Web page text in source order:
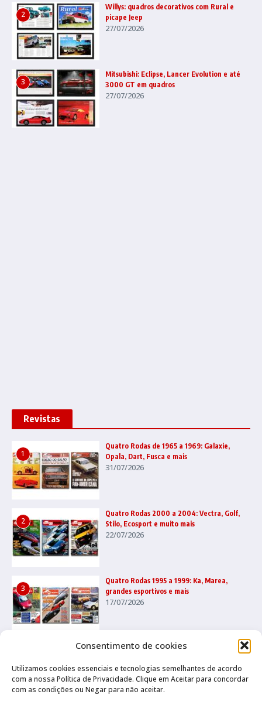
Consentimento de cookies
Utilizamos cookies essenciais e tecnologias semelhantes de acordo
com a nossa Política de Privacidade. Clique em Aceitar para concordar
com as condições ou Negar para não aceitar.
2
Willys: quadros decorativos com Rural e
picape Jeep
27/07/2026
3
Mitsubishi: Eclipse, Lancer Evolution e até
3000 GT em quadros
27/07/2026
Revistas
1
Quatro Rodas de 1965 a 1969: Galaxie,
Opala, Dart, Fusca e mais
31/07/2026
2
Quatro Rodas 2000 a 2004: Vectra, Golf,
Stilo, Ecosport e muito mais
22/07/2026
3
Quatro Rodas 1995 a 1999: Ka, Marea,
grandes esportivos e mais
17/07/2026